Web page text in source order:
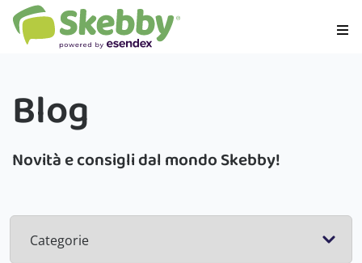
Blog
Novità e consigli dal mondo Skebby!